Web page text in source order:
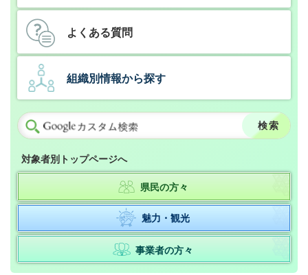
よくある質問
組織別情報から探す
対象者別トップページへ
県民の方々
魅力・観光
事業者の方々